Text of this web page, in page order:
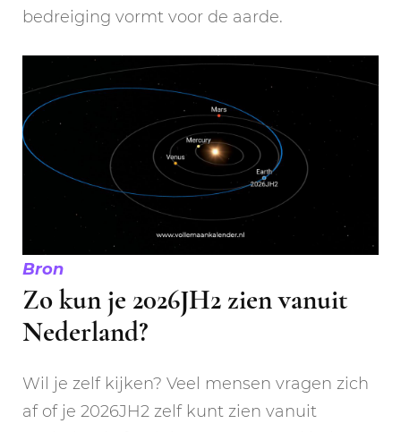
bedreiging vormt voor de aarde.
Bron
Zo kun je 2026JH2 zien vanuit
Nederland?
Wil je zelf kijken? Veel mensen vragen zich
af of je 2026JH2 zelf kunt zien vanuit